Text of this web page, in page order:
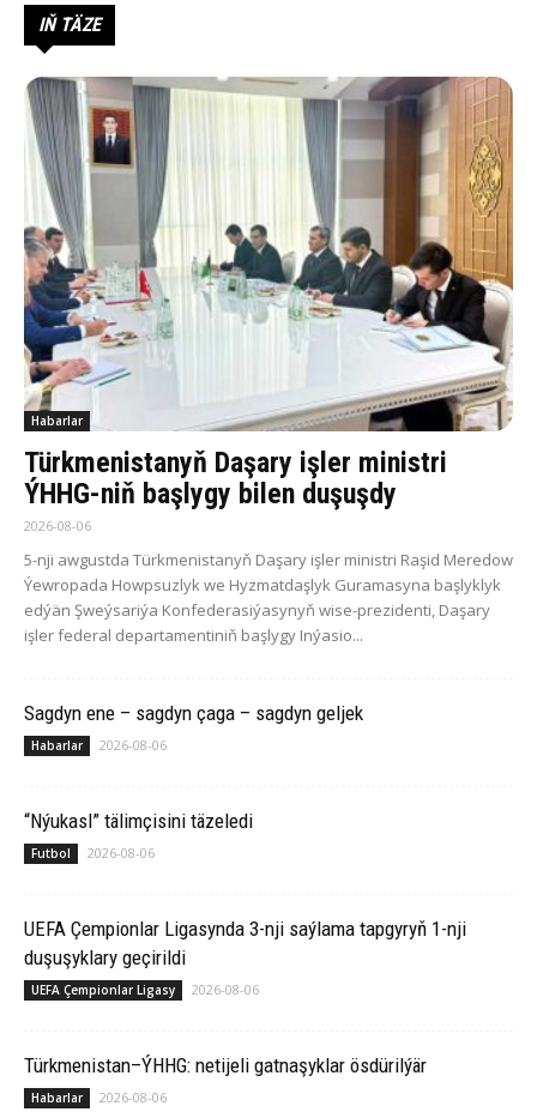
IŇ TÄZE
Habarlar
Türkmenistanyň Daşary işler ministri
ÝHHG-niň başlygy bilen duşuşdy
2026-08-06
5-nji awgustda Türkmenistanyň Daşary işler ministri Raşid Meredow
Ýewropada Howpsuzlyk we Hyzmatdaşlyk Guramasyna başlyklyk
edýän Şweýsariýa Konfederasiýasynyň wise-prezidenti, Daşary
işler federal departamentiniň başlygy Inýasio...
Sagdyn ene – sagdyn çaga – sagdyn geljek
Habarlar 2026-08-06
“Nýukasl” tälimçisini täzeledi
Futbol 2026-08-06
UEFA Çempionlar Ligasynda 3-nji saýlama tapgyryň 1-nji
duşuşyklary geçirildi
UEFA Çempionlar Ligasy 2026-08-06
Türkmenistan–ÝHHG: netijeli gatnaşyklar ösdürilýär
Habarlar 2026-08-06